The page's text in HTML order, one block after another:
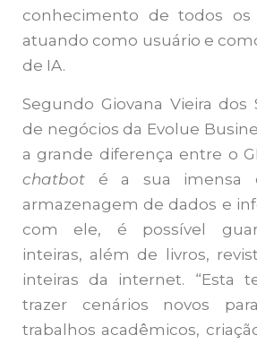
conhecimento de todos os
atuando como usuário e
de IA.
Segundo Giovana Vieira dos
de negócios da Evolue
a grande diferença entre o
chatbot é a sua imensa
armazenagem de dados e
com ele, é possível
inteiras, além de livros,
inteiras da internet. “Esta
trazer cenários novos
trabalhos acadêmicos,